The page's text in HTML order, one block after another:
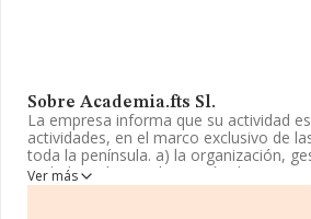
Sobre Academia.fts Sl.
La empresa informa que su actividad
actividades, en el marco exclusivo de
toda la península. a) la organización,
reglada, así como la gestión de
Su CNAE corresponde a 8559 con
Ver más